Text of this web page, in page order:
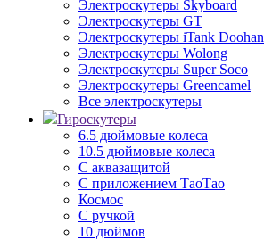
Электроскутеры Skyboard
Электроскутеры GT
Электроскутеры iTank Doohan
Электроскутеры Wolong
Электроскутеры Super Soco
Электроскутеры Greencamel
Все электроскутеры
Гироскутеры
6.5 дюймовые колеса
10.5 дюймовые колеса
С аквазащитой
С приложением ТаоТао
Космос
С ручкой
10 дюймов